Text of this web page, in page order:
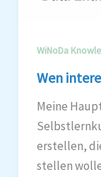
WiNoDa
Wen
Meine
erstellen,
stellen